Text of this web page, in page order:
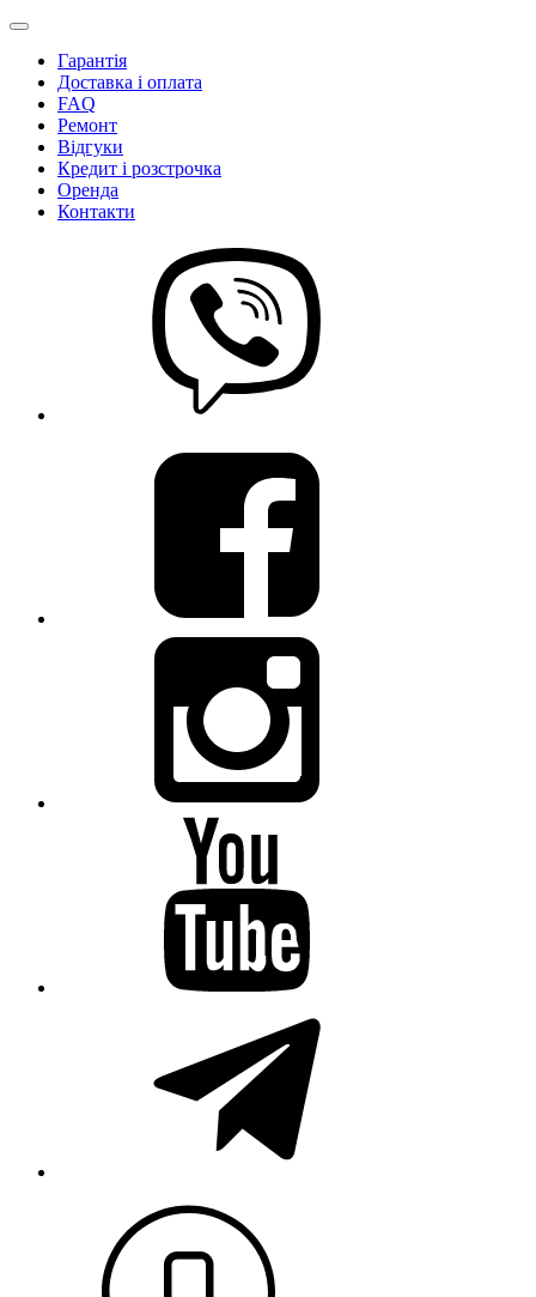
Гарантія
Доставка і оплата
FAQ
Ремонт
Відгуки
Кредит і розстрочка
Оренда
Контакти